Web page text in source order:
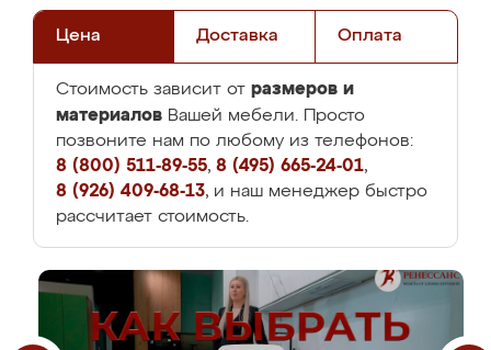
Цена Доставка Оплата
Стоимость зависит от размеров и
материалов Вашей мебели. Просто
позвоните нам по любому из телефонов:
8 (800) 511-89-55, 8 (495) 665-24-01,
8 (926) 409-68-13, и наш менеджер быстро
рассчитает стоимость.